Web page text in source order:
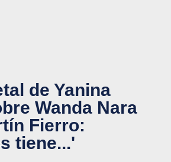
de Yanina
Wanda Nara
Fierro:
tiene...'